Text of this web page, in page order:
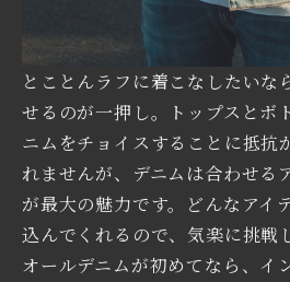
とことんラフに着こなしたいな
せるのが一押し。トップスとボ
ニムをチョイスすることに抵抗
れませんが、デニムは合わせる
が最大の魅力です。どんなアイ
込んでくれるので、気楽に挑戦
オールデニムが初めてなら、イ